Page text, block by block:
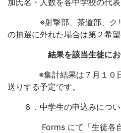
※射撃部、茶道部、クリ
の抽選に外れた場合は第２希
結果を該当生徒にお
※集計結果は７月１０日
送りする予定です。
６．中学生の申込みについ
Forms にて「生徒各自